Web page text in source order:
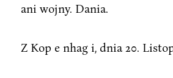
ani wojny. Dania.
Z Kop e nhag i, dnia 20.